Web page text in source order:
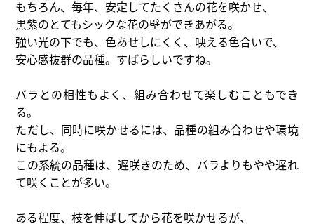
もちろん、毎年、安定してたくさんの花を咲かせ、
黒紫のとてもシックな花の壁ができあがる。
強い光の下でも、色あせしにくく、映える色合いで、
安心感抜群の品種。すばらしいですね。
バラとの相性もよく、組み合わせて楽しむこともでき
る。
ただし、同時に咲かせるには、品種の組み合わせや環境
にもよる。
この系統の品種は、遅咲きのため、バラよりもやや遅れ
て咲くことが多い。
ある程度、枝を伸ばしてから花を咲かせるが、